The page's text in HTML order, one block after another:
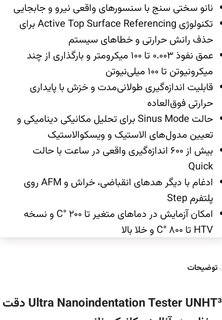
نانو سختی سنج با سنسورهای واقعی نیرو و جابجایی
تکنولوژی Active Top Surface Referencing برای
حذف رانش حرارتی و خطاهای سیستم
عمق نفوذ ۰.۰۰۳ تا ۱۰۰ میکرومتر و بارگذاری از چند
میکرونیوتن تا ۱۰۰ میلی‌نیوتن
قابلیت اندازه‌گیری طولانی‌مدت و خزش با پایداری
حرارتی فوق‌العاده
حالت Sinus Mode برای تحلیل مکانیکی دینامیکی و
تعیین مدول‌های الاستیک و ویسکوالاستیک
بیش از ۶۰۰ اندازه‌گیری واقعی در ساعت با حالت
Quick
ادغام با دیگر هدهای انقباضی، خراش و AFM روی
پلتفرم Step
امکان آزمایش در دماهای متغیر تا ۲۰۰ °C و نسخه
HTV تا ۸۰۰ °C و خلا بالا
توضیحات
Ultra Nanoindentation Tester UNHT³ دقت